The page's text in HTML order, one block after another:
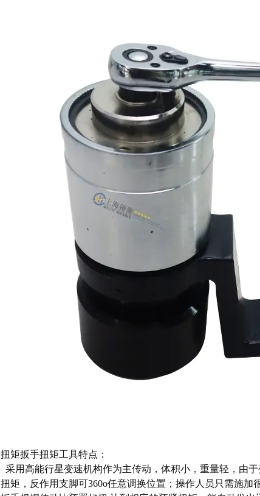
扭矩扳手扭矩工具特点：
采用高能行星变速机构作为主传动，体积小，重量轻，由
扭矩，反作用支脚可360o任意调换位置；操作人员只需施加